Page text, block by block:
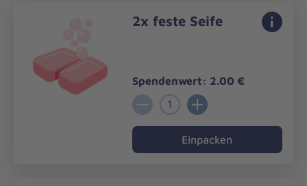
2x feste Seife
Spendenwert: 2.00 €
1
Einpacken